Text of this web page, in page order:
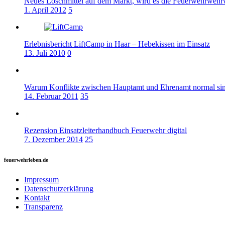
1. April 2012 5
Erlebnisbericht LiftCamp in Haar – Hebekissen im Einsatz
13. Juli 2010 0
Warum Konflikte zwischen Hauptamt und Ehrenamt normal
14. Februar 2011 35
Rezension Einsatzleiterhandbuch Feuerwehr digital
7. Dezember 2014 25
feuerwehrleben.de
Impressum
Datenschutzerklärung
Kontakt
Transparenz